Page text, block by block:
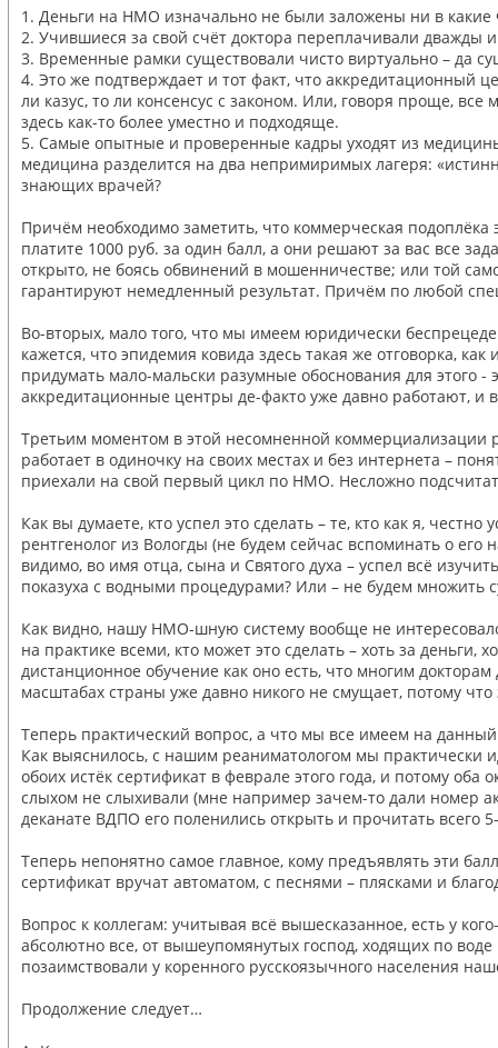
1. Деньги на НМО изначально не были заложены ни в
2. Учившиеся за свой счёт доктора переплачивали дважды
3. Временные рамки существовали чисто виртуально – да
4. Это же подтверждает и тот факт, что аккредитационный
ли казус, то ли консенсус с законом. Или, говоря проще,
здесь как-то более уместно и подходяще.
5. Самые опытные и проверенные кадры уходят из
медицина разделится на два непримиримых лагеря:
знающих врачей?
Причём необходимо заметить, что коммерческая
платите 1000 руб. за один балл, а они решают за вас все
открыто, не боясь обвинений в мошенничестве; или той
гарантируют немедленный результат. Причём по любой
Во-вторых, мало того, что мы имеем юридически
кажется, что эпидемия ковида здесь такая же отговорка,
придумать мало-мальски разумные обоснования для этого
аккредитационные центры де-факто уже давно работают,
Третьим моментом в этой несомненной коммерциализации
работает в одиночку на своих местах и без интернета –
приехали на свой первый цикл по НМО. Несложно
Как вы думаете, кто успел это сделать – те, кто как я,
рентгенолог из Вологды (не будем сейчас вспоминать о
видимо, во имя отца, сына и Святого духа – успел всё
показуха с водными процедурами? Или – не будем множить
Как видно, нашу НМО-шную систему вообще не
на практике всеми, кто может это сделать – хоть за
дистанционное обучение как оно есть, что многим
масштабах страны уже давно никого не смущает, потому
Теперь практический вопрос, а что мы все имеем на
Как выяснилось, с нашим реаниматологом мы практически
обоих истёк сертификат в феврале этого года, и потому
слыхом не слыхивали (мне например зачем-то дали номер
деканате ВДПО его поленились открыть и прочитать всего
Теперь непонятно самое главное, кому предъявлять эти
сертификат вручат автоматом, с песнями – плясками и
Вопрос к коллегам: учитывая всё вышесказанное, есть у
абсолютно все, от вышеупомянутых господ, ходящих по
позаимствовали у коренного русскоязычного населения
Продолжение следует…